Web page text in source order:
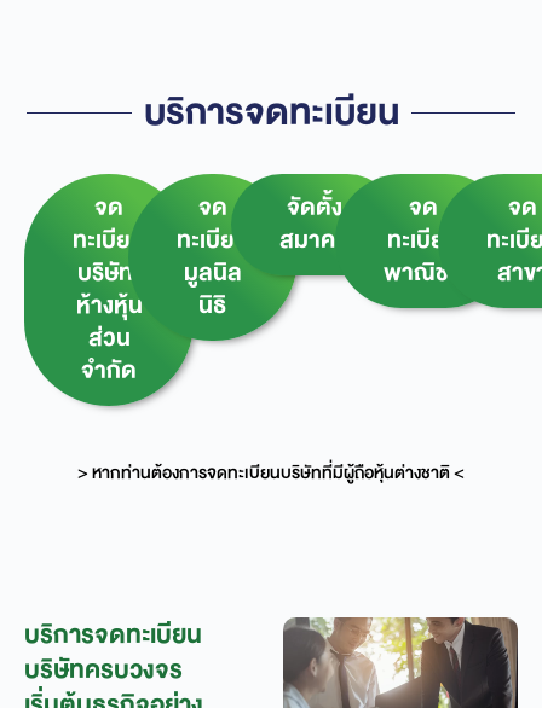
บริการจดทะเบียน
จด
ทะเบียน
บริษัท/
ห้างหุ้น
ส่วน
จำกัด
จด
ทะเบียน
มูลนิล
นิธิ
จัดตั้ง
สมาคม
จด
ทะเบียน
พาณิชย์
จด
ทะเ
สา
> หากท่านต้องการจดทะเบียนบริษัทที่มีผู้ถือหุ้นต่างชาติ <
บริการจดทะเบียน
บริษัทครบวงจร